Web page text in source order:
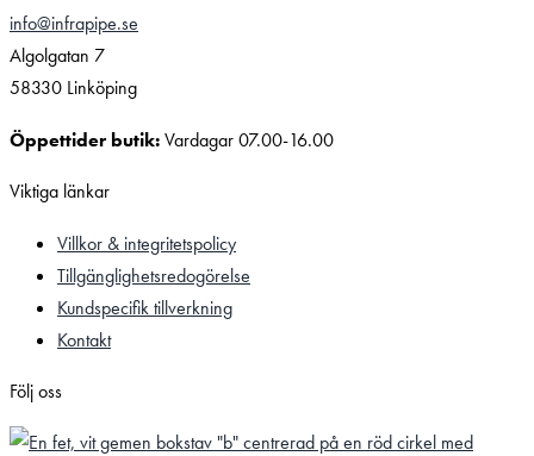
info@infrapipe.se
Algolgatan 7
58330 Linköping
Öppettider butik:Vardagar 07.00-16.00
Viktiga länkar
Villkor & integritetspolicy
Tillgänglighetsredogörelse
Kundspecifik tillverkning
Kontakt
Följ oss